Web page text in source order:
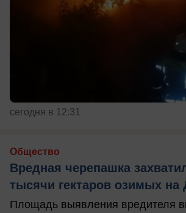
сегодня в 12:31
Общество
Вредная черепашка
тысячи гектаров озимых на
Площадь выявления вредителя